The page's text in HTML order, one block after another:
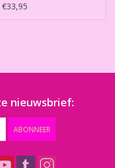
€33,95
nieuwsbrief:
ABONNEER